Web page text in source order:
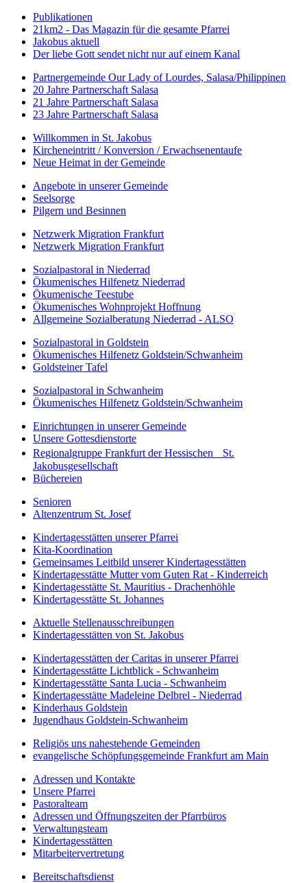
Publikationen
21km2 - Das Magazin für die gesamte Pfarrei
Jakobus aktuell
Der liebe Gott sendet nicht nur auf einem Kanal
Partnergemeinde Our Lady of Lourdes, Salasa/Philippinen
20 Jahre Partnerschaft Salasa
21 Jahre Partnerschaft Salasa
23 Jahre Partnerschaft Salasa
Willkommen in St. Jakobus
Kircheneintritt / Konversion / Erwachsenentaufe
Neue Heimat in der Gemeinde
Angebote in unserer Gemeinde
Seelsorge
Pilgern und Besinnen
Netzwerk Migration Frankfurt
Netzwerk Migration Frankfurt
Sozialpastoral in Niederrad
Ökumenisches Hilfenetz Niederrad
Ökumenische Teestube
Ökumenisches Wohnprojekt Hoffnung
Allgemeine Sozialberatung Niederrad - ALSO
Sozialpastoral in Goldstein
Ökumenisches Hilfenetz Goldstein/Schwanheim
Goldsteiner Tafel
Sozialpastoral in Schwanheim
Ökumenisches Hilfenetz Goldstein/Schwanheim
Einrichtungen in unserer Gemeinde
Unsere Gottesdienstorte
Regionalgruppe Frankfurt der Hessischen St.
Jakobusgesellschaft
Büchereien
Senioren
Altenzentrum St. Josef
Kindertagesstätten unserer Pfarrei
Kita-Koordination
Gemeinsames Leitbild unserer Kindertagesstätten
Kindertagesstätte Mutter vom Guten Rat - Kinderreich
Kindertagesstätte St. Mauritius - Drachenhöhle
Kindertagesstätte St. Johannes
Aktuelle Stellenausschreibungen
Kindertagesstätten von St. Jakobus
Kindertagesstätten der Caritas in unserer Pfarrei
Kindertagesstätte Lichtblick - Schwanheim
Kindertagesstätte Santa Lucia - Schwanheim
Kindertagesstätte Madeleine Delbrel - Niederrad
Kinderhaus Goldstein
Jugendhaus Goldstein-Schwanheim
Religiös uns nahestehende Gemeinden
evangelische Schöpfungsgemeinde Frankfurt am Main
Adressen und Kontakte
Unsere Pfarrei
Pastoralteam
Adressen und Öffnungszeiten der Pfarrbüros
Verwaltungsteam
Kindertagesstätten
Mitarbeitervertretung
Bereitschaftsdienst